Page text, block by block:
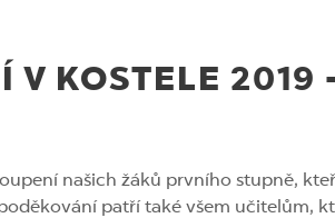
V KOSTELE 2019
našich žáků prvního stupně,
patří také všem učitelům,